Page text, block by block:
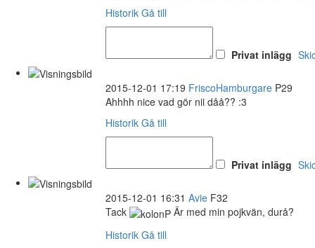
Historik Gå till
Privat inlägg
2015-12-01 17:19 FriscoHamburgare P29
Ahhhh nice vad gör nii dåå?? :3
Historik Gå till
Privat inlägg
2015-12-01 16:31 Avie F32
Tack
Är med min pojkvän, durå?
Historik Gå till